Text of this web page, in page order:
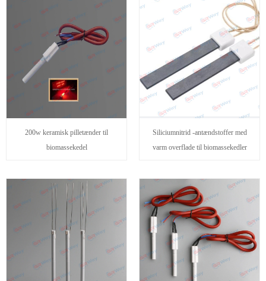
200w keramisk pilletænder til
biomassekedel
Siliciumnitrid -antændstoffer med
varm overflade til biomassekedler